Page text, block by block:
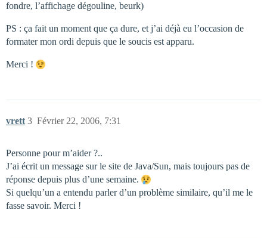
fondre, l’affichage dégouline, beurk)
PS : ça fait un moment que ça dure, et j’ai déjà eu l’occasion de
formater mon ordi depuis que le soucis est apparu.
Merci !
vrett Février 22, 2006, 7:31
3
Personne pour m’aider ?..
J’ai écrit un message sur le site de Java/Sun, mais toujours pas de
réponse depuis plus d’une semaine.
Si quelqu’un a entendu parler d’un problème similaire, qu’il me le
fasse savoir. Merci !